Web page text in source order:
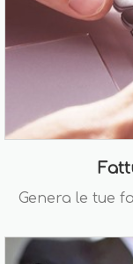
Genera le tue